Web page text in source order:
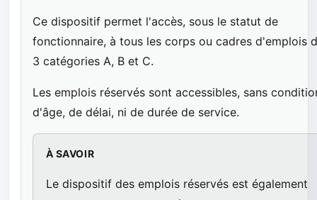
Ce dispositif permet l'accès, sous le statut de
fonctionnaire, à tous les corps ou cadres d'emplois
3 catégories A, B et C.
Les emplois réservés sont accessibles, sans
d'âge, de délai, ni de durée de service.
À SAVOIR
Le dispositif des emplois réservés est également